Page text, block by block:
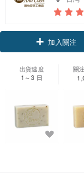
加入關注
出貨速度
1～3 日
關